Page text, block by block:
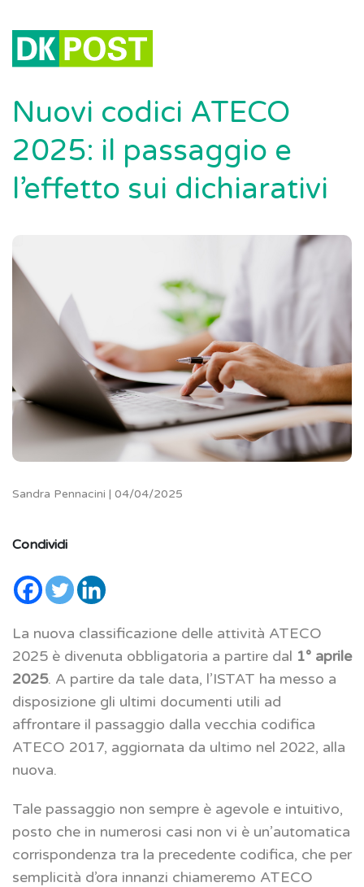
Nuovi codici ATECO
2025: il passaggio e
l’effetto sui dichiarativi
Sandra Pennacini | 04/04/2025
Condividi
La nuova classificazione delle attività ATECO
2025 è divenuta obbligatoria a partire dal 1° aprile
2025. A partire da tale data, l’ISTAT ha messo a
disposizione gli ultimi documenti utili ad
affrontare il passaggio dalla vecchia codifica
ATECO 2017, aggiornata da ultimo nel 2022, alla
nuova.
Tale passaggio non sempre è agevole e intuitivo,
posto che in numerosi casi non vi è un’automatica
corrispondenza tra la precedente codifica, che per
semplicità d’ora innanzi chiameremo ATECO